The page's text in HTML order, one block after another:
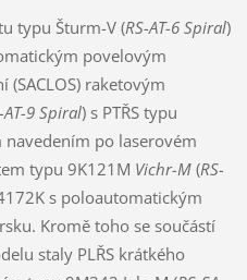
typu Šturm-V (RS-AT-6 Spiral)
povelovým
raketovým
AT-9 Spiral) s PTŘS typu
po laserovém
typu 9K121M Vichr-M(RS-
s poloautomatickým
Kromě toho se součástí
staly PLŘS krátkého